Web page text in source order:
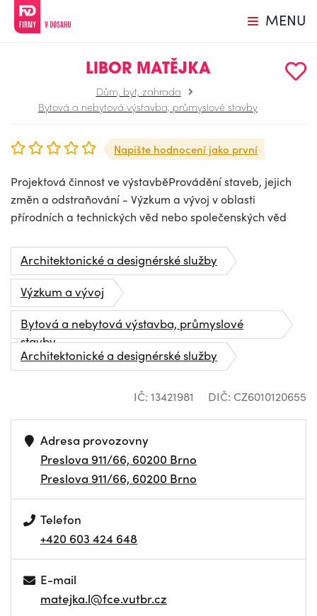
MENU
LIBOR MATĚJKA
Dům, byt, zahrada
Bytová a nebytová výstavba, průmyslové stavby
Napište hodnocení jako první
Projektová činnost ve výstavběProvádění staveb, jejich
změn a odstraňování - Výzkum a vývoj v oblasti
přírodních a technických věd nebo společenských věd
Architektonické a designérské služby
Výzkum a vývoj
Bytová a nebytová výstavba, průmyslové
stavby
Architektonické a designérské služby
IČ: 13421981 DIČ: CZ6010120655
Adresa provozovny
Preslova 911/66, 60200 Brno
Preslova 911/66, 60200 Brno
Telefon
+420 603 424 648
E-mail
matejka.l@fce.vutbr.cz